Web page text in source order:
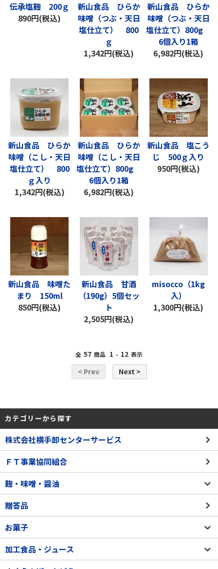
伝承塩麹 200ｇ
890円(税込)
新山食品 ひらか
味噌（つぶ・天日
塩仕立て） 800
ｇ
1,342円(税込)
新山食品 ひらか
味噌（つぶ・天日
塩仕立て）800g
6個入り1箱
6,982円(税込)
新山食品 ひらか
味噌（こし・天日
塩仕立て） 800
ｇ入り
1,342円(税込)
新山食品 ひらか
味噌（こし・天日
塩仕立て）800g
6個入り1箱
6,982円(税込)
新山食品 塩こう
じ 500ｇ入り
950円(税込)
新山食品 味噌た
まり 150ml
850円(税込)
新山食品 甘酒
（190g）5個セッ
ト
2,505円(税込)
misocco（1kg
入）
1,300円(税込)
全 57 商品 1 - 12 表示
< Prev Next >
カテゴリーから探す
株式会社横手卸センターサービス
ＦＴ事業協同組合
麹・味噌・醤油
贈答品
お菓子
加工食品・ジュース